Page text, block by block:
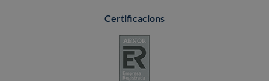
Certificacions